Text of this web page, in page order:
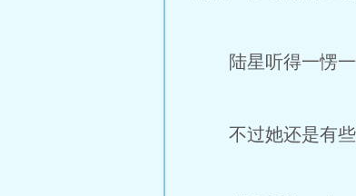
陆星听得一愣一
不过她还是有些